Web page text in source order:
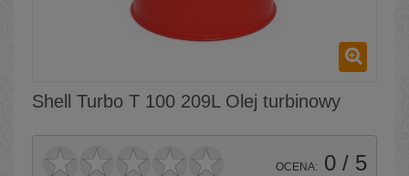
Shell Turbo T 100 209L Olej turbinowy
OCENA: 0 / 5